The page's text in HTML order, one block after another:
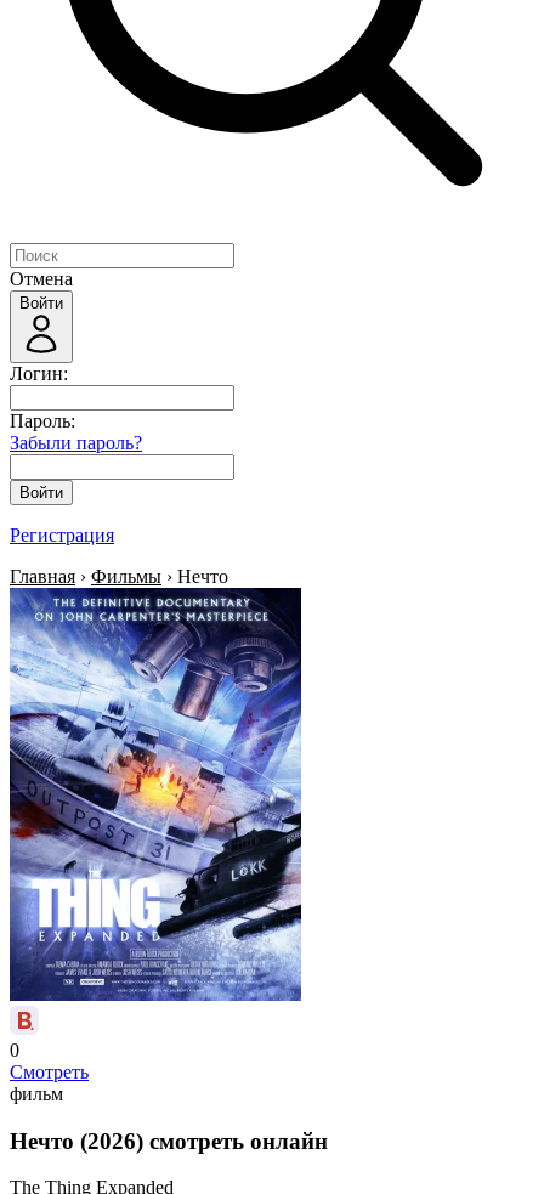
Отмена
Войти
Логин:
Пароль:
Забыли пароль?
Войти
Регистрация
Главная › Фильмы › Нечто
0
Смотреть
фильм
Нечто (2026) смотреть онлайн
The Thing Expanded